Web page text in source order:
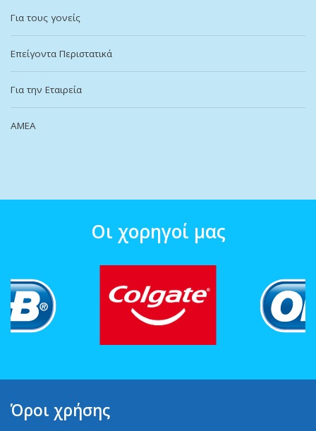
Για τους γονείς
Επείγοντα Περιστατικά
Για την Εταιρεία
ΑΜΕΑ
Οι χορηγοί μας
Όροι χρήσης